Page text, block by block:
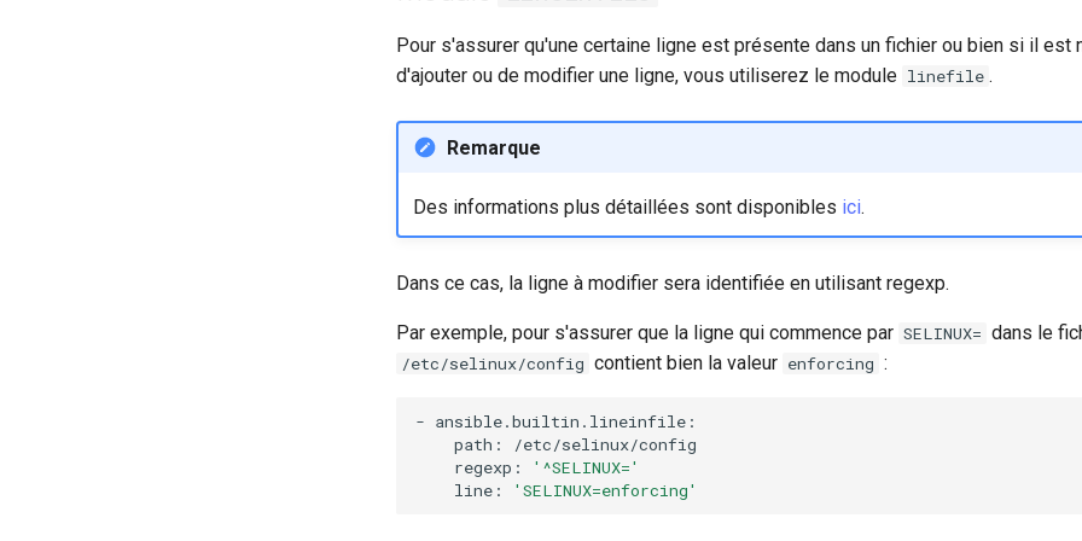
Pour s'assurer qu'une certaine ligne est présente dans un fichier ou bien si il est
d'ajouter ou de modifier une ligne, vous utiliserez le module linefile .
Remarque
Des informations plus détaillées sont disponibles ici.
Dans ce cas, la ligne à modifier sera identifiée en utilisant regexp.
Par exemple, pour s'assurer que la ligne qui commence par SELINUX= dans le
/etc/selinux/config contient bien la valeur enforcing :
-
path:
regexp:
'^SELINUX='
line:
'SELINUX=enforcing'